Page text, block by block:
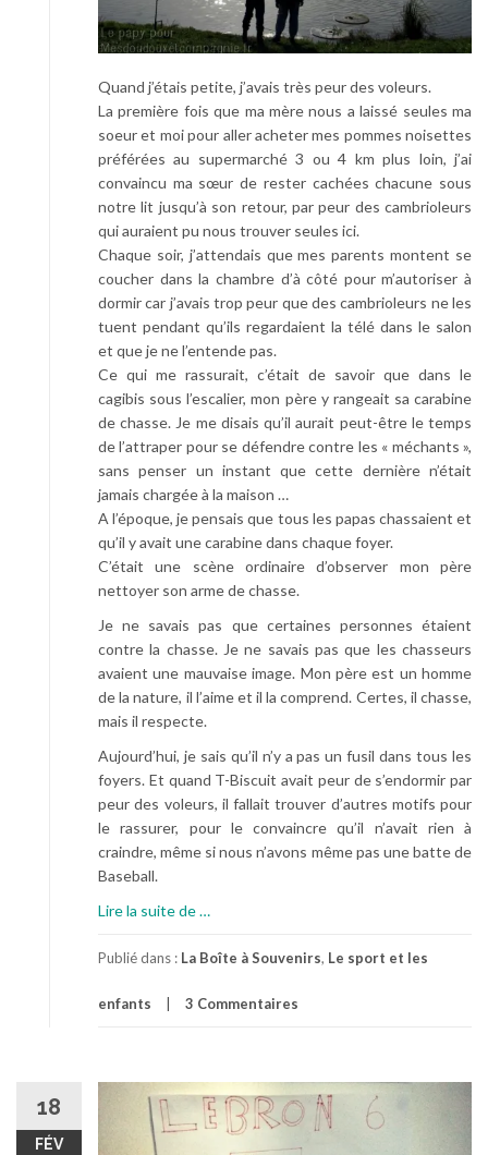
d
a
s
l
e
g
r
o
p
e
d
e
p
r
é
-
a
o
…
Quand j’étais petite, j’avais très peur des voleurs.
La première fois que ma mère nous a laissé seules ma
soeur et moi pour aller acheter mes pommes noisettes
préférées au supermarché 3 ou 4 km plus loin, j’ai
convaincu ma sœur de rester cachées chacune sous
notre lit jusqu’à son retour, par peur des cambrioleurs
qui auraient pu nous trouver seules ici.
Chaque soir, j’attendais que mes parents montent se
coucher dans la chambre d’à côté pour m’autoriser à
dormir car j’avais trop peur que des cambrioleurs ne les
tuent pendant qu’ils regardaient la télé dans le salon
et que je ne l’entende pas.
Ce qui me rassurait, c’était de savoir que dans le
cagibis sous l’escalier, mon père y rangeait sa carabine
de chasse. Je me disais qu’il aurait peut-être le temps
de l’attraper pour se défendre contre les « méchants »,
sans penser un instant que cette dernière n’était
jamais chargée à la maison …
A l’époque, je pensais que tous les papas chassaient et
qu’il y avait une carabine dans chaque foyer.
C’était une scène ordinaire d’observer mon père
nettoyer son arme de chasse.
Je ne savais pas que certaines personnes étaient
contre la chasse. Je ne savais pas que les chasseurs
avaient une mauvaise image. Mon père est un homme
de la nature, il l’aime et il la comprend. Certes, il chasse,
mais il respecte.
Aujourd’hui, je sais qu’il n’y a pas un fusil dans tous les
foyers. Et quand T-Biscuit avait peur de s’endormir par
peur des voleurs, il fallait trouver d’autres motifs pour
le rassurer, pour le convaincre qu’il n’avait rien à
craindre, même si nous n’avons même pas une batte de
Baseball.
Lire la suite de
r
p
a
n
…
Publié dans : La Boîte à Souvenirs, Le sport et les
enfants 3 Commentaires
18
FÉV